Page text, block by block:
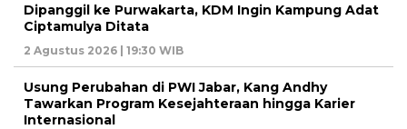
Dipanggil ke Purwakarta, KDM Ingin Kampung Adat
Ciptamulya Ditata
2 Agustus 2026 | 19:30 WIB
Usung Perubahan di PWI Jabar, Kang Andhy
Tawarkan Program Kesejahteraan hingga Karier
Internasional